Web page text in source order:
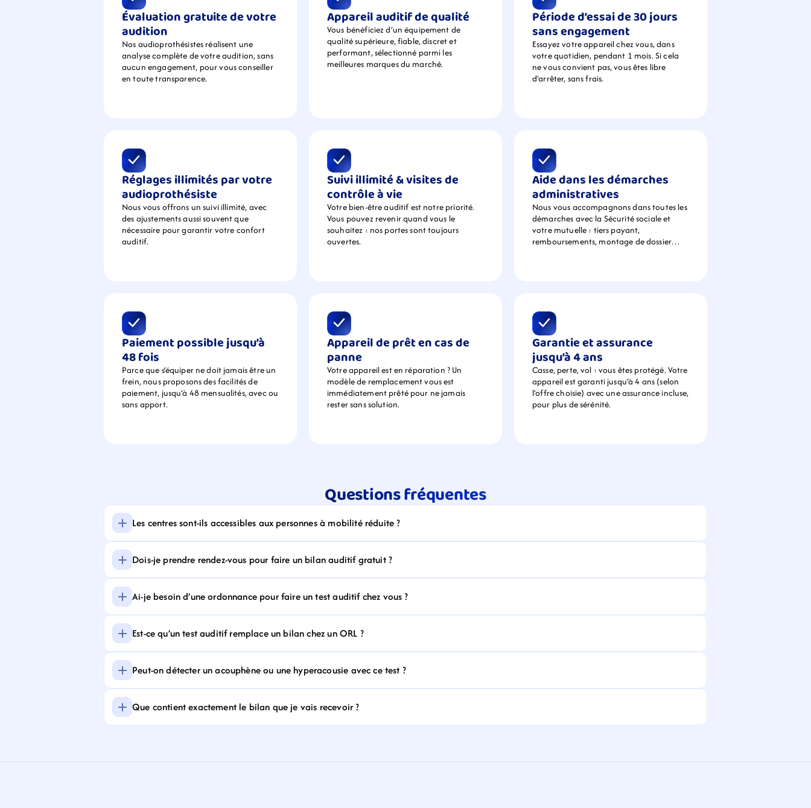
Évaluation gratuite de votre
audition
Nos audioprothésistes réalisent une
analyse complète de votre audition, sans
aucun engagement, pour vous conseiller
en toute transparence.
Appareil auditif de qualité
Vous bénéficiez d’un équipement de
qualité supérieure, fiable, discret et
performant, sélectionné parmi les
meilleures marques du marché.
Période d’essai de 30 jours
sans engagement
Essayez votre appareil chez vous, dans
votre quotidien, pendant 1 mois. Si cela
ne vous convient pas, vous êtes libre
d’arrêter, sans frais.
Réglages illimités par votre
audioprothésiste
Nous vous offrons un suivi illimité, avec
des ajustements aussi souvent que
nécessaire pour garantir votre confort
auditif.
Suivi illimité & visites de
contrôle à vie
Votre bien-être auditif est notre priorité.
Vous pouvez revenir quand vous le
souhaitez : nos portes sont toujours
ouvertes.
Aide dans les démarches
administratives
Nous vous accompagnons dans toutes les
démarches avec la Sécurité sociale et
votre mutuelle : tiers payant,
remboursements, montage de dossier…
Paiement possible jusqu’à
48 fois
Parce que s’équiper ne doit jamais être un
frein, nous proposons des facilités de
paiement, jusqu’à 48 mensualités, avec ou
sans apport.
Appareil de prêt en cas de
panne
Votre appareil est en réparation ? Un
modèle de remplacement vous est
immédiatement prêté pour ne jamais
rester sans solution.
Garantie et assurance
jusqu’à 4 ans
Casse, perte, vol : vous êtes protégé. Votre
appareil est garanti jusqu’à 4 ans (selon
l’offre choisie) avec une assurance incluse,
pour plus de sérénité.
Questions fréquentes
Les centres sont-ils accessibles aux personnes à mobilité réduite ?
Dois-je prendre rendez-vous pour faire un bilan auditif gratuit ?
Ai-je besoin d’une ordonnance pour faire un test auditif chez vous ?
Est-ce qu’un test auditif remplace un bilan chez un ORL ?
Peut-on détecter un acouphène ou une hyperacousie avec ce test ?
Que contient exactement le bilan que je vais recevoir ?